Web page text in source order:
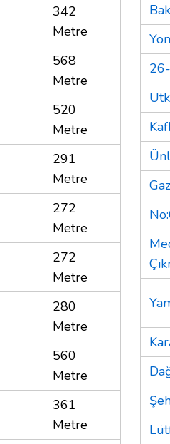
342
Metre
568
Metre
520
Metre
291
Metre
272
Metre
272
Metre
280
Metre
560
Metre
361
Metre